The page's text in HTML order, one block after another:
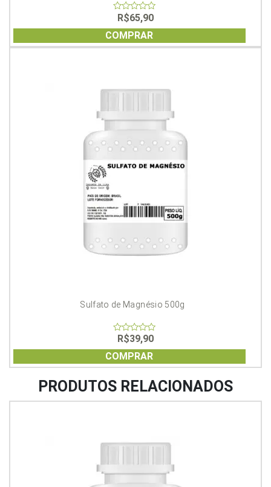
out
of
5
R$65,90
COMPRAR
Sulfato de Magnésio 500g
of
5
R$39,90
COMPRAR
PRODUTOS RELACIONADOS